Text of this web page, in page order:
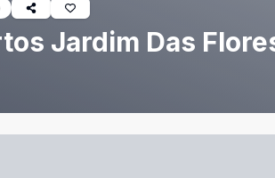
Jardim Das